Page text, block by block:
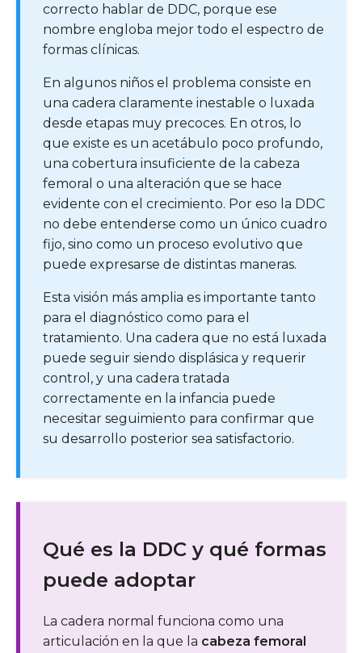
correcto hablar de DDC, porque ese
nombre engloba mejor todo el espectro de
formas clínicas.
En algunos niños el problema consiste en
una cadera claramente inestable o luxada
desde etapas muy precoces. En otros, lo
que existe es un acetábulo poco profundo,
una cobertura insuficiente de la cabeza
femoral o una alteración que se hace
evidente con el crecimiento. Por eso la DDC
no debe entenderse como un único cuadro
fijo, sino como un proceso evolutivo que
puede expresarse de distintas maneras.
Esta visión más amplia es importante tanto
para el diagnóstico como para el
tratamiento. Una cadera que no está luxada
puede seguir siendo displásica y requerir
control, y una cadera tratada
correctamente en la infancia puede
necesitar seguimiento para confirmar que
su desarrollo posterior sea satisfactorio.
Qué es la DDC y qué formas
puede adoptar
La cadera normal funciona como una
articulación en la que la cabeza femoral